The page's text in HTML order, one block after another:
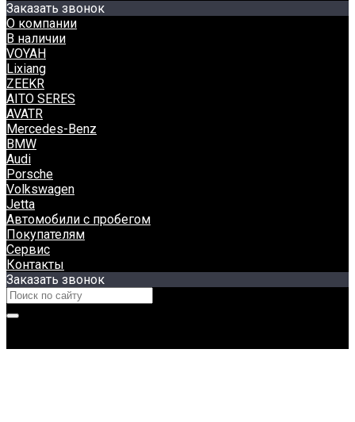
Заказать звонок
О компании
В наличии
VOYAH
Lixiang
ZEEKR
AITO SERES
AVATR
Mercedes-Benz
BMW
Audi
Porsche
Volkswagen
Jetta
Автомобили с пробегом
Покупателям
Сервис
Контакты
Заказать звонок